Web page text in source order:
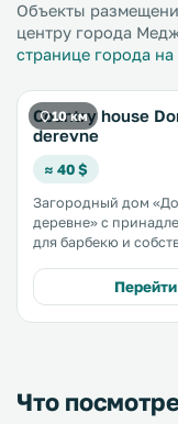
Объекты
центру города
странице города
10 км
Country house
derevne
≈ 40 $
Загородный дом
деревне» с
для барбекю и
Хмельницкий 40 км. К услугам
гостей бесплатная
Что